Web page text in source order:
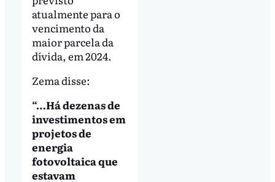
atualmente para o
vencimento da
maior parcela da
dívida, em 2024.
Zema disse:
“…Há dezenas de
investimentos em
projetos de
energia
fotovoltaica que
estavam